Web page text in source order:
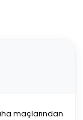
maçlarından